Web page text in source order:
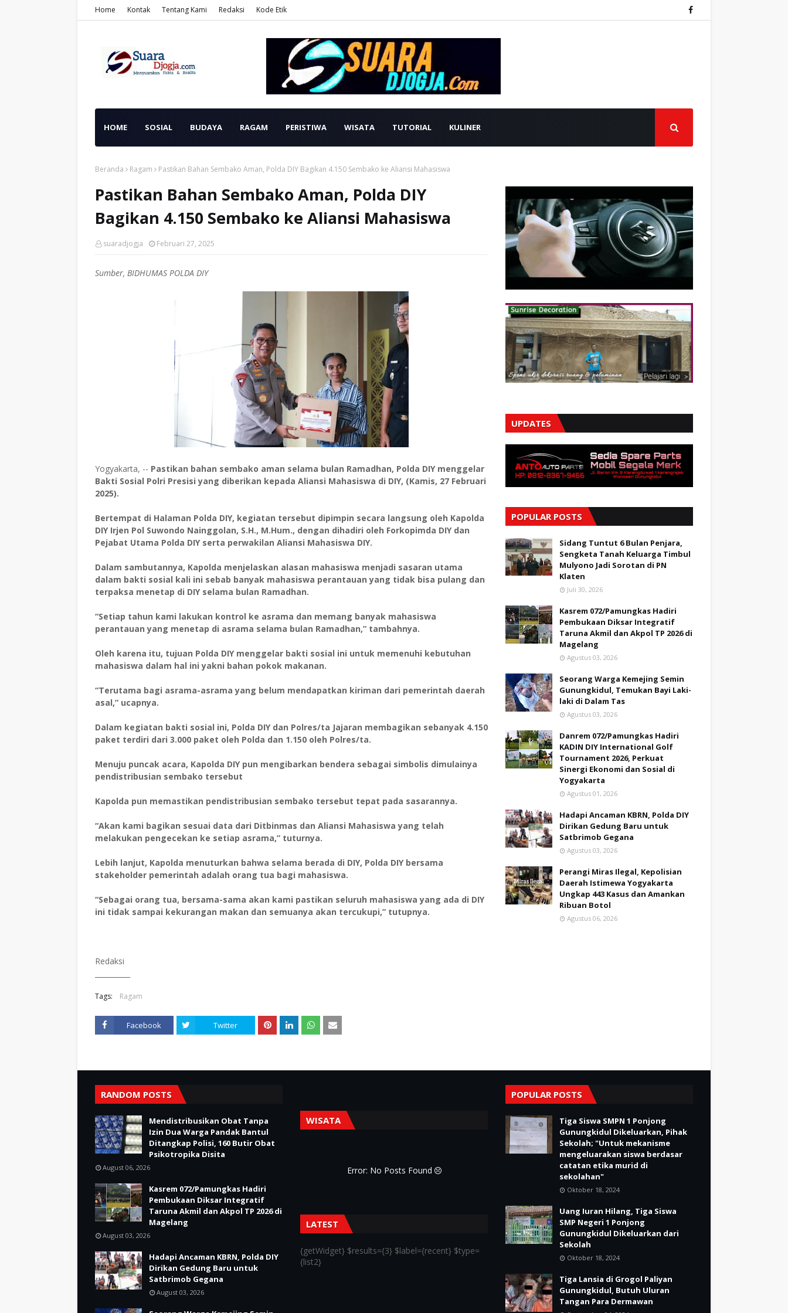
Home Kontak Tentang Kami Redaksi Kode Etik
HOME SOSIAL BUDAYA RAGAM PERISTIWA WISATA TUTORIAL KULINER
Beranda Ragam Pastikan Bahan Sembako Aman, Polda DIY Bagikan 4.150 Sembako ke Aliansi Mahasiswa
Pastikan Bahan Sembako Aman, Polda DIY
Bagikan 4.150 Sembako ke Aliansi Mahasiswa
suaradjogja Februari 27, 2025
Sumber, BIDHUMAS POLDA DIY
Yogyakarta, -- Pastikan bahan sembako aman selama bulan Ramadhan, Polda DIY menggelar
Bakti Sosial Polri Presisi yang diberikan kepada Aliansi Mahasiswa di DIY, (Kamis, 27 Februari
2025).
Bertempat di Halaman Polda DIY, kegiatan tersebut dipimpin secara langsung oleh Kapolda
DIY Irjen Pol Suwondo Nainggolan, S.H., M.Hum., dengan dihadiri oleh Forkopimda DIY dan
Pejabat Utama Polda DIY serta perwakilan Aliansi Mahasiswa DIY.
Dalam sambutannya, Kapolda menjelaskan alasan mahasiswa menjadi sasaran utama
dalam bakti sosial kali ini sebab banyak mahasiswa perantauan yang tidak bisa pulang dan
terpaksa menetap di DIY selama bulan Ramadhan.
“Setiap tahun kami lakukan kontrol ke asrama dan memang banyak mahasiswa
perantauan yang menetap di asrama selama bulan Ramadhan,” tambahnya.
Oleh karena itu, tujuan Polda DIY menggelar bakti sosial ini untuk memenuhi kebutuhan
mahasiswa dalam hal ini yakni bahan pokok makanan.
“Terutama bagi asrama-asrama yang belum mendapatkan kiriman dari pemerintah daerah
asal,” ucapnya.
Dalam kegiatan bakti sosial ini, Polda DIY dan Polres/ta Jajaran membagikan sebanyak 4.150
paket terdiri dari 3.000 paket oleh Polda dan 1.150 oleh Polres/ta.
Menuju puncak acara, Kapolda DIY pun mengibarkan bendera sebagai simbolis dimulainya
pendistribusian sembako tersebut
Kapolda pun memastikan pendistribusian sembako tersebut tepat pada sasarannya.
“Akan kami bagikan sesuai data dari Ditbinmas dan Aliansi Mahasiswa yang telah
melakukan pengecekan ke setiap asrama,” tuturnya.
Lebih lanjut, Kapolda menuturkan bahwa selama berada di DIY, Polda DIY bersama
stakeholder pemerintah adalah orang tua bagi mahasiswa.
“Sebagai orang tua, bersama-sama akan kami pastikan seluruh mahasiswa yang ada di DIY
ini tidak sampai kekurangan makan dan semuanya akan tercukupi,” tutupnya.
Redaksi
Tags: Ragam
Facebook Twitter
UPDATES
POPULAR POSTS
Sidang Tuntut 6 Bulan Penjara,
Sengketa Tanah Keluarga Timbul
Mulyono Jadi Sorotan di PN
Klaten
Juli 30, 2026
Kasrem 072/Pamungkas Hadiri
Pembukaan Diksar Integratif
Taruna Akmil dan Akpol TP 2026 di
Magelang
Agustus 03, 2026
Seorang Warga Kemejing Semin
Gunungkidul, Temukan Bayi Laki-
laki di Dalam Tas
Agustus 03, 2026
Danrem 072/Pamungkas Hadiri
KADIN DIY International Golf
Tournament 2026, Perkuat
Sinergi Ekonomi dan Sosial di
Yogyakarta
Agustus 01, 2026
Hadapi Ancaman KBRN, Polda DIY
Dirikan Gedung Baru untuk
Satbrimob Gegana
Agustus 03, 2026
Perangi Miras Ilegal, Kepolisian
Daerah Istimewa Yogyakarta
Ungkap 443 Kasus dan Amankan
Ribuan Botol
Agustus 06, 2026
RANDOM POSTS
Mendistribusikan Obat Tanpa
Izin Dua Warga Pandak Bantul
Ditangkap Polisi, 160 Butir Obat
Psikotropika Disita
August 06, 2026
Kasrem 072/Pamungkas Hadiri
Pembukaan Diksar Integratif
Taruna Akmil dan Akpol TP 2026 di
Magelang
August 03, 2026
Hadapi Ancaman KBRN, Polda DIY
Dirikan Gedung Baru untuk
Satbrimob Gegana
August 03, 2026
WISATA
Error: No Posts Found
LATEST
{getWidget} $results={3} $label={recent} $type=
{list2}
POPULAR POSTS
Tiga Siswa SMPN 1 Ponjong
Gunungkidul Dikeluarkan, Pihak
Sekolah; "Untuk mekanisme
mengeluarakan siswa berdasar
catatan etika murid di
sekolahan"
Oktober 18, 2024
Uang Iuran Hilang, Tiga Siswa
SMP Negeri 1 Ponjong
Gunungkidul Dikeluarkan dari
Sekolah
Oktober 18, 2024
Tiga Lansia di Grogol Paliyan
Gunungkidul, Butuh Uluran
Tangan Para Dermawan